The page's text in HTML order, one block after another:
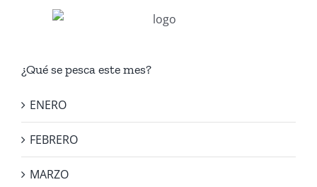
¿Qué se pesca este mes?
ENERO
FEBRERO
MARZO